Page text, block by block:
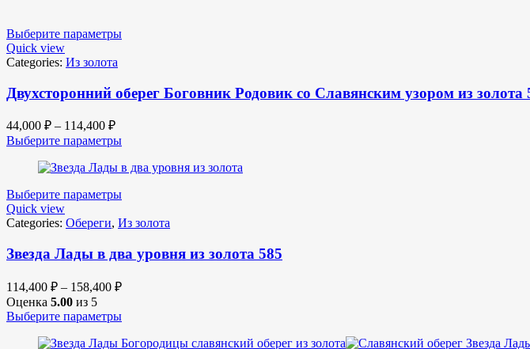
Выберите параметры
Quick view
Categories: Из золота
Двухсторонний оберег Боговник Родовик со Славянским узором из золота
44,000 ₽ – 114,400 ₽
Выберите параметры
Выберите параметры
Quick view
Categories: Обереги, Из золота
Звезда Лады в два уровня из золота 585
114,400 ₽ – 158,400 ₽
Оценка 5.00 из 5
Выберите параметры